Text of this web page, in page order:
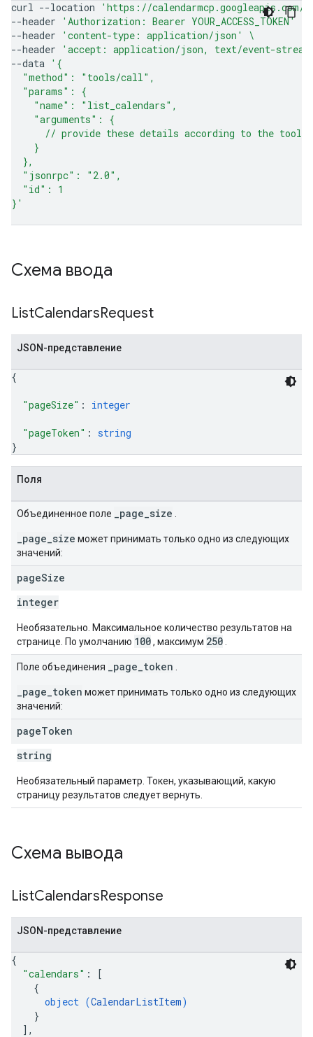
curl --location
'https://calendarmcp.googleapis.com/
--header
'Authorization: Bearer YOUR_ACCESS_TOKEN'
--header
'content-type: application/json'
\
--header
'accept: application/json, text/event-
--data '{
  "method": "tools/call",
  "params": {
    "name": "list_calendars",
    "arguments": {
// provide these details according to the tool
    }
  },
  "jsonrpc": "2.0",
  "id": 1
}'
Схема ввода
ListCalendarsRequest
JSON-представление
{
"pageSize" : integer
"pageToken" : string
}
Поля
Объединенное поле _page_size
_page_size может принимать только одно из следующих
значений:
pageSize
integer
Необязательно. Максимальное количество результатов на
странице. По умолчанию 100, максимум 250
Поле объединения _page_token
_page_token может принимать только одно из следующих
значений:
pageToken
string
Необязательный параметр. Токен, указывающий, какую
страницу результатов следует вернуть.
Схема вывода
ListCalendarsResponse
JSON-представление
{
"calendars" :
[
{
object (CalendarListItem)
}
] ,